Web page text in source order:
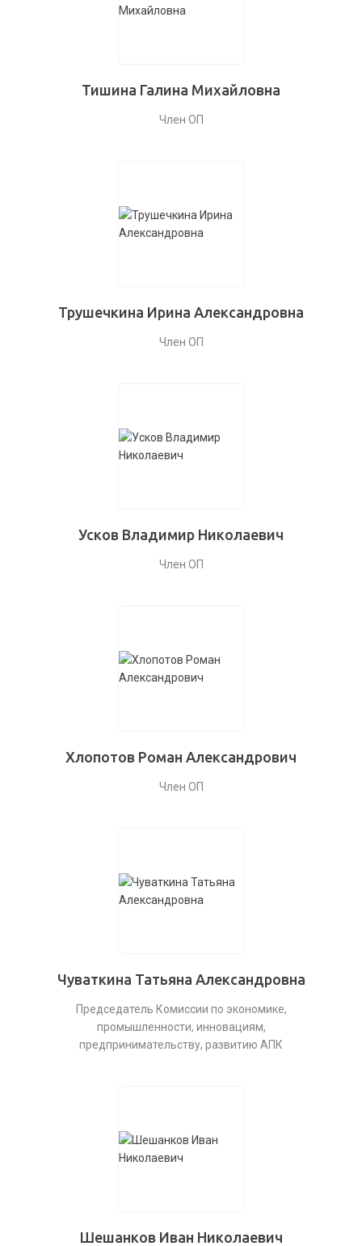
Тишина Галина Михайловна
Член ОП
Трушечкина Ирина Александровна
Член ОП
Усков Владимир Николаевич
Член ОП
Хлопотов Роман Александрович
Член ОП
Чуваткина Татьяна Александровна
Председатель Комиссии по экономике,
промышленности, инновациям,
предпринимательству, развитию АПК
Шешанков Иван Николаевич